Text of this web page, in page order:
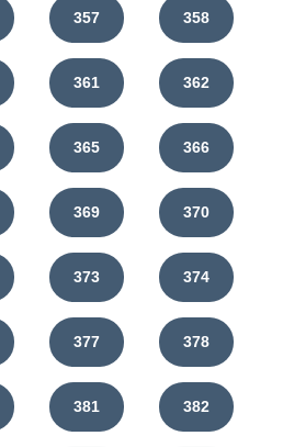
357 358
361 362
365 366
369 370
373 374
377 378
381 382